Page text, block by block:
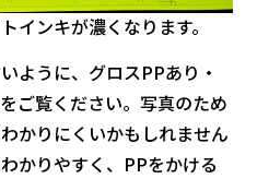
インキが濃くなります。
ように、グロスPPあり・
ご覧ください。写真のため
かりにくいかもしれません
かりやすく、PPをかける